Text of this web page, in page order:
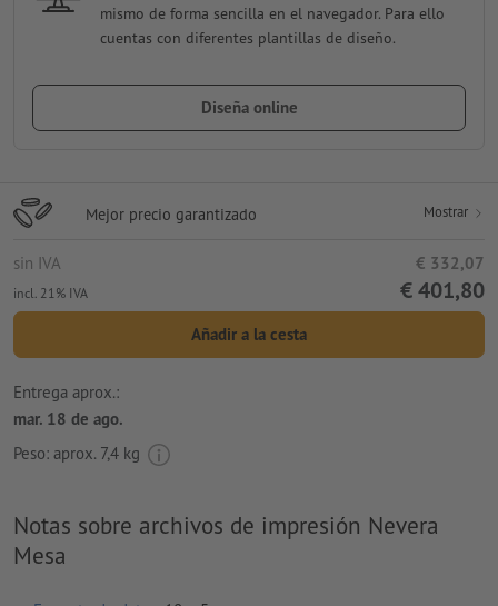
mismo de forma sencilla en el navegador. Para ello
cuentas con diferentes plantillas de diseño.
Diseña online
Mejor precio garantizado Mostrar
sin IVA € 332,07
incl. 21% IVA € 401,80
Añadir a la cesta
Entrega aprox.:
mar. 18 de ago.
Peso: aprox. 7,4 kg
Notas sobre archivos de impresión Nevera
Mesa